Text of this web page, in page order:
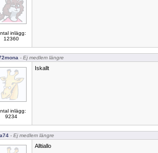
inlägg:
12360
- Ej medlem längre
inlägg:
9234
Iskallt
- Ej medlem längre
Alltiallo